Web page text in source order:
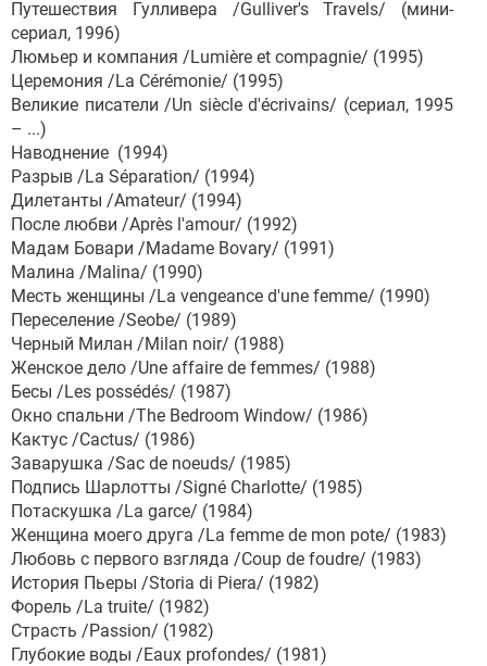
Путешествия Гулливера /Gulliver's Travels/ (мини-
сериал, 1996)
Люмьер и компания /Lumière et compagnie/ (1995)
Церемония /La Cérémonie/ (1995)
Великие писатели /Un siècle d'écrivains/ (сериал, 1995
– ...)
Наводнение (1994)
Разрыв /La Séparation/ (1994)
Дилетанты /Amateur/ (1994)
После любви /Après l'amour/ (1992)
Мадам Бовари /Madame Bovary/ (1991)
Малина /Malina/ (1990)
Месть женщины /La vengeance d'une femme/ (1990)
Переселение /Seobe/ (1989)
Черный Милан /Milan noir/ (1988)
Женское дело /Une affaire de femmes/ (1988)
Бесы /Les possédés/ (1987)
Окно спальни /The Bedroom Window/ (1986)
Кактус /Cactus/ (1986)
Заварушка /Sac de noeuds/ (1985)
Подпись Шарлотты /Signé Charlotte/ (1985)
Потаскушка /La garce/ (1984)
Женщина моего друга /La femme de mon pote/ (1983)
Любовь с первого взгляда /Coup de foudre/ (1983)
История Пьеры /Storia di Piera/ (1982)
Форель /La truite/ (1982)
Страсть /Passion/ (1982)
Глубокие воды /Eaux profondes/ (1981)